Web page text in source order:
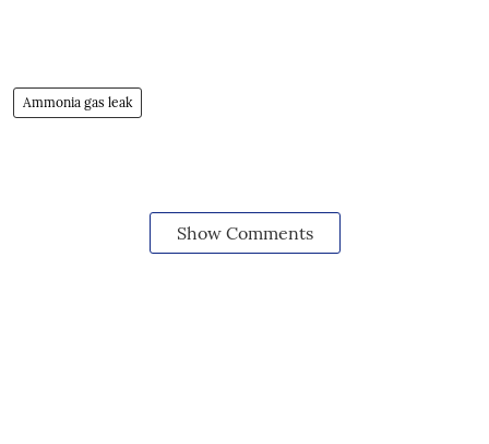
Ammonia gas leak
Show Comments